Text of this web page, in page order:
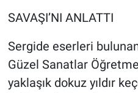
SAVAŞI’NI ANLATTI
Sergide eserleri
Güzel Sanatlar
yaklaşık dokuz yıldır